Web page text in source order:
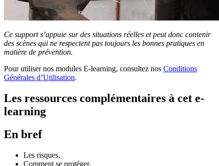
Ce support s’appuie sur des situations réelles et peut donc contenir
des scènes qui ne respectent pas toujours les bonnes pratiques en
matière de prévention.
Pour utiliser nos modules E-learning, consultez nos Conditions
Générales d’Utilisation.
Les ressources complémentaires à cet e-
learning
En bref
Les risques,
Comment se protéger,